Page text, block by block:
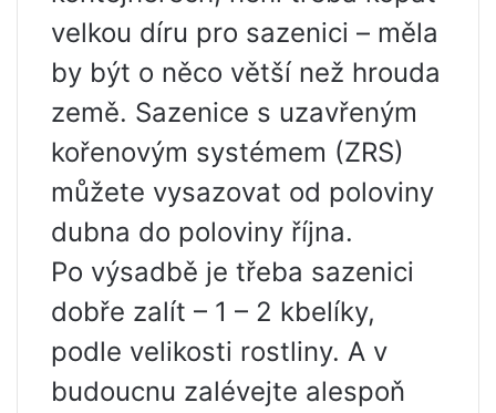
velkou díru pro sazenici – měla
by být o něco větší než hrouda
země. Sazenice s uzavřeným
kořenovým systémem (ZRS)
můžete vysazovat od poloviny
dubna do poloviny října.
Po výsadbě je třeba sazenici
dobře zalít – 1 – 2 kbelíky,
podle velikosti rostliny. A v
budoucnu zalévejte alespoň